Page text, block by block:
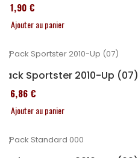
371,90 €
Ajouter au panier
Pack Sportster 2010-Up (07)
276,86 €
Ajouter au panier